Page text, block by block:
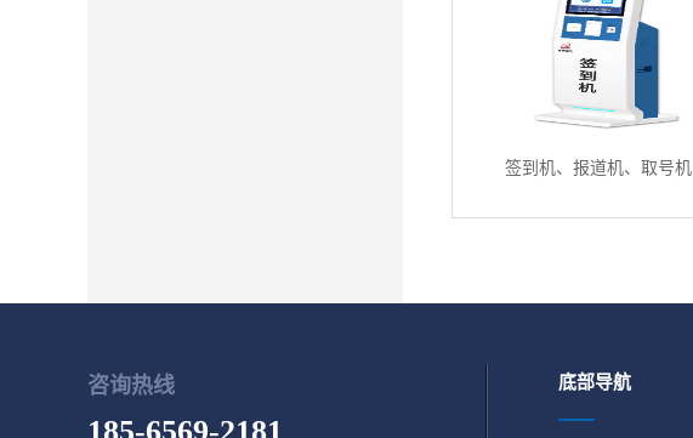
签到机、报道机、取号机
咨询热线 底部导航